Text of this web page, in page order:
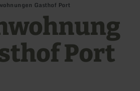
Gasthof Port
Port